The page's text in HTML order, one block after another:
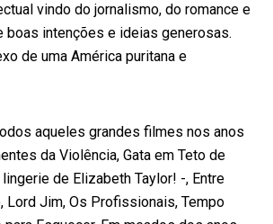
vindo do jornalismo, do romance e
boas intenções e ideias generosas.
de uma América puritana e
aqueles grandes filmes nos anos
da Violência, Gata em Teto de
de Elizabeth Taylor! -, Entre
Lord Jim, Os Profissionais, Tempo